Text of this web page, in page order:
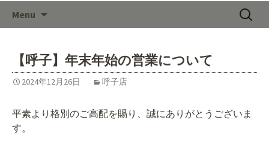
Menu
検
索:
【呼子】年末年始の営業について
2024年12月26日 呼子店
平素より格別のご高配を賜り、誠にありがとうございま
す。